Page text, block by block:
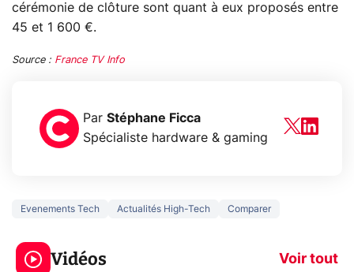
cérémonie de clôture sont quant à eux proposés entre
45 et 1 600 €.
Source : France TV Info
Par Stéphane Ficca
Spécialiste hardware & gaming
Evenements Tech Actualités High-Tech Comparer
Vidéos Voir tout
5 générations de
jeux dans la
prochaine Xbox !
Ce que vous
navigation